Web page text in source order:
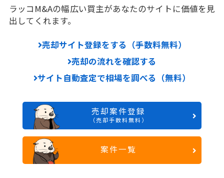
ラッコM&Aの幅広い買主があなたのサイトに価値を見
出してくれます。
売却サイト登録をする（手数料無料）
売却の流れを確認する
サイト自動査定で相場を調べる（無料）
売却案件登録
（売却手数料無料）
案件一覧